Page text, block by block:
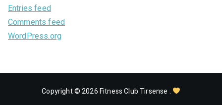
Entries feed
Comments feed
WordPress.org
Copyright © 2026Fitness Club Tirsense .